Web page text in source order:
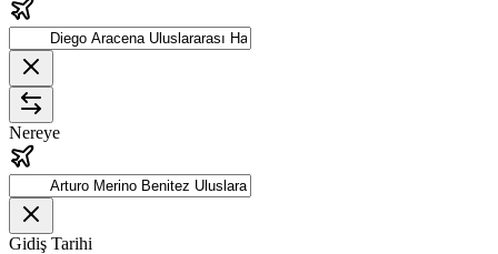
Nereye
Gidiş Tarihi